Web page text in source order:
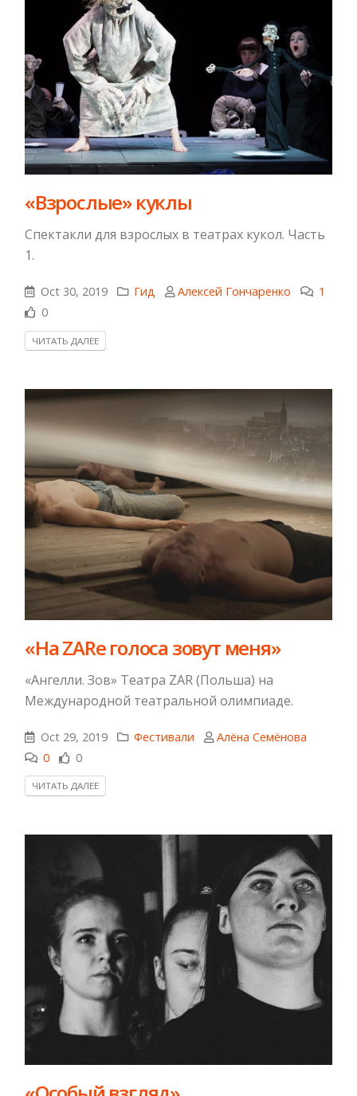
«Взрослые» куклы
Спектакли для взрослых в театрах кукол. Часть
1.
Oct 30, 2019 Гид Алексей Гончаренко
1
0
ЧИТАТЬ ДАЛЕЕ
«На ZARe голоса зовут меня»
«Ангелли. Зов» Театра ZAR (Польша) на
Международной театральной олимпиаде.
Oct 29, 2019 Фестивали
Алёна Семёнова
0
0
ЧИТАТЬ ДАЛЕЕ